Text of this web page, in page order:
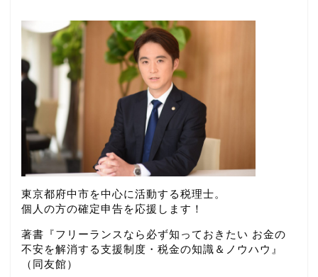
東京都府中市を中心に活動する税理士。
個人の方の確定申告を応援します！
著書『フリーランスなら必ず知っておきたい お金の
不安を解消する支援制度・税金の知識＆ノウハウ』
（同友館）